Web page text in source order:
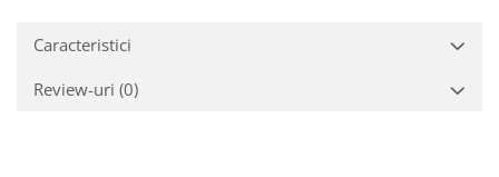
Caracteristici
Review-uri (0)